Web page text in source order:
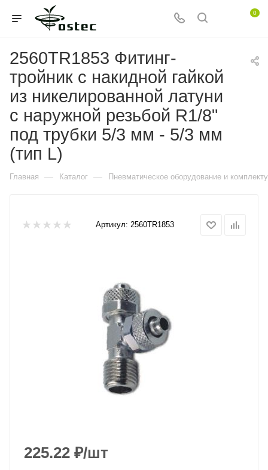
0
2560TR1853 Фитинг-
тройник с накидной гайкой
из никелированной латуни
с наружной резьбой R1/8"
под трубки 5/3 мм - 5/3 мм
(тип L)
Главная — Каталог — Пневматическое оборудование и
Артикул: 2560TR1853
225.22 ₽/шт